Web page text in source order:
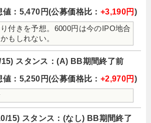
値：5,470円(公募価格比： +3,190円 )
付きを予想。6000円は今のIPO地合
もしれない。
スタンス：(A) BB期間終了前
値：5,250円(公募価格比： +2,970円 )
15) スタンス：(なし) BB期間終了